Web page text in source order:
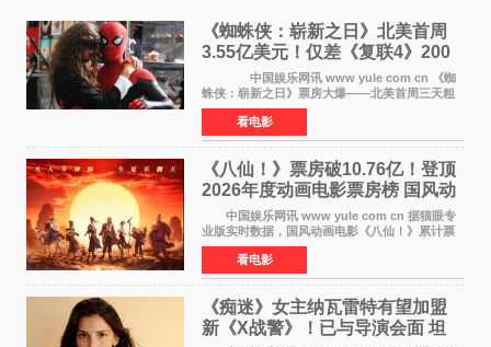
《蜘蛛侠：崭新之日》北美首周
3.55亿美元！仅差《复联4》200
万 影史第二全球开画
中国娱乐网讯 www yule com cn 《蜘
蛛侠：崭新之日》票房大爆——北美首周三天粗
报3 55亿美元，仅比影史最高北美开画《复仇者
联盟4：终局之战》的3 571亿美元少200万出头，
精报调整后仍
看电影
《八仙！》票房破10.76亿！登顶
2026年度动画电影票房榜 国风动
画逆袭暑期档
中国娱乐网讯 www yule com cn 据猫眼专
业版实时数据，国风动画电影《八仙！》累计票
房突破10 76亿元，超过《熊出没·年年有熊》，
暂列2026年度动画影片票房榜冠军。该片自暑期
档登陆院线以
看电影
《痴迷》女主纳瓦雷特有望加盟
新《X战警》！已与导演会面 坦